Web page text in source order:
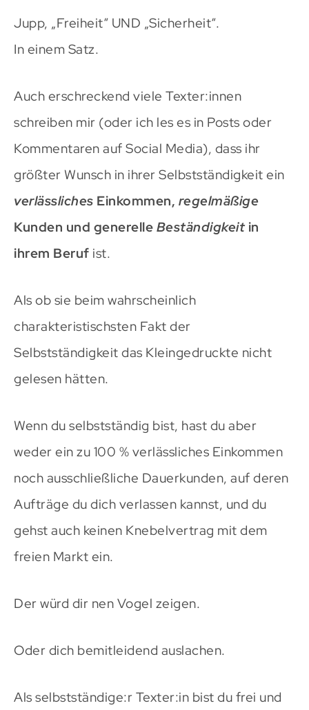
Jupp, „Freiheit“ UND „Sicherheit“.
In einem Satz.
Auch erschreckend viele Texter:innen
schreiben mir (oder ich les es in Posts oder
Kommentaren auf Social Media), dass ihr
größter Wunsch in ihrer Selbstständigkeit ein
verlässliches Einkommen, regelmäßige
Kunden und generelle Beständigkeitin
ihrem Beruf ist.
Als ob sie beim wahrscheinlich
charakteristischsten Fakt der
Selbstständigkeit das Kleingedruckte nicht
gelesen hätten.
Wenn du selbstständig bist, hast du aber
weder ein zu 100 % verlässliches Einkommen
noch ausschließliche Dauerkunden, auf deren
Aufträge du dich verlassen kannst, und du
gehst auch keinen Knebelvertrag mit dem
freien Markt ein.
Der würd dir nen Vogel zeigen.
Oder dich bemitleidend auslachen.
Als selbstständige:r Texter:in bist du frei und